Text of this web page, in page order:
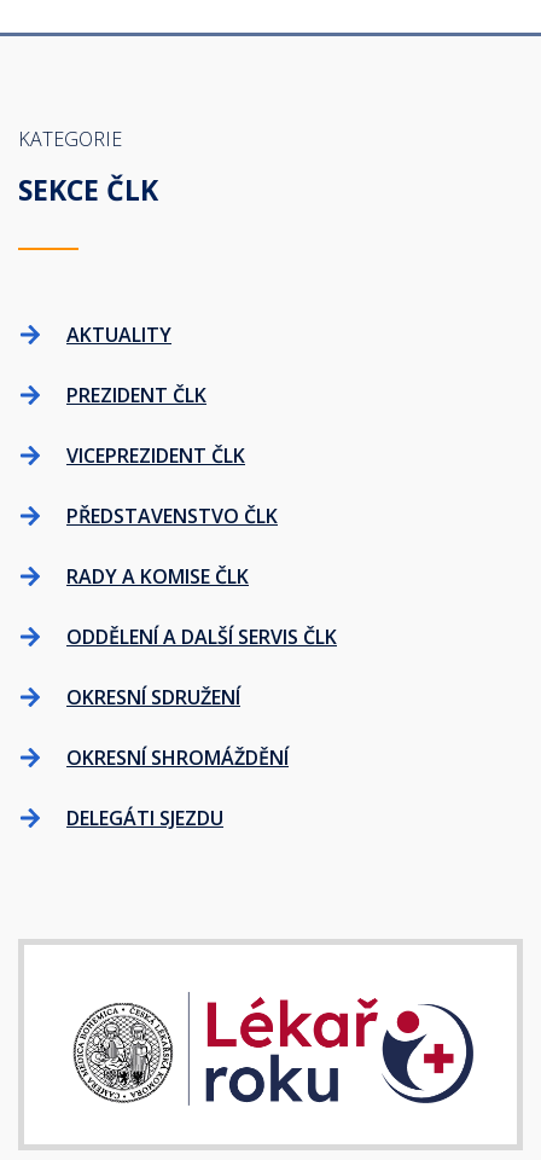
KATEGORIE
SEKCE ČLK
AKTUALITY
PREZIDENT ČLK
VICEPREZIDENT ČLK
PŘEDSTAVENSTVO ČLK
RADY A KOMISE ČLK
ODDĚLENÍ A DALŠÍ SERVIS ČLK
OKRESNÍ SDRUŽENÍ
OKRESNÍ SHROMÁŽDĚNÍ
DELEGÁTI SJEZDU